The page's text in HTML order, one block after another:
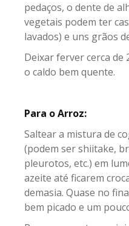
pedaços, o dente de
vegetais podem ter
lavados) e uns grãos
Deixar ferver cerca de
o caldo bem quente.
Para o Arroz:
Saltear a mistura de
(podem ser shiitake,
pleurotos, etc.) em
azeite até ficarem
demasia. Quase no
bem picado e um